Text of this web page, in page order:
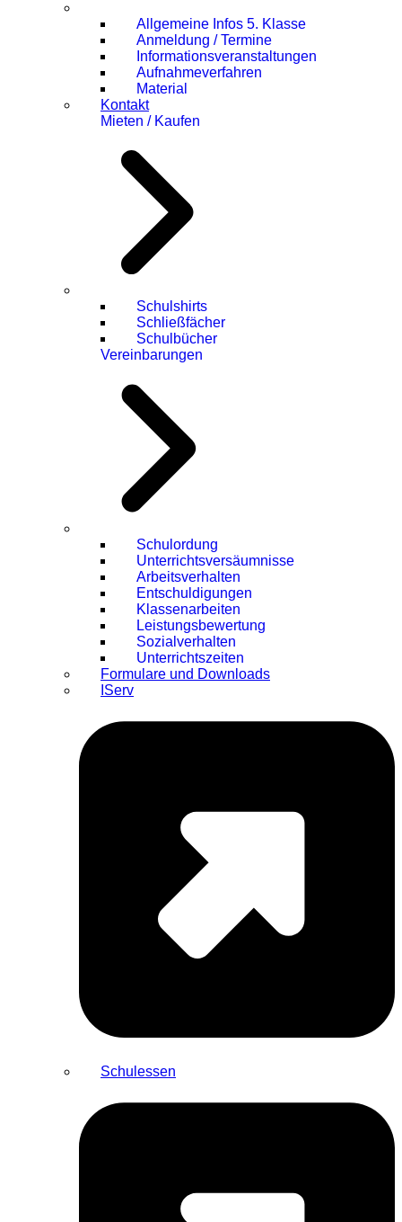
Allgemeine Infos 5. Klasse
Anmeldung / Termine
Informationsveranstaltungen
Aufnahmeverfahren
Material
Kontakt
Mieten / Kaufen
Schulshirts
Schließfächer
Schulbücher
Vereinbarungen
Schulordung
Unterrichtsversäumnisse
Arbeitsverhalten
Entschuldigungen
Klassenarbeiten
Leistungsbewertung
Sozialverhalten
Unterrichtszeiten
Formulare und Downloads
IServ
Schulessen